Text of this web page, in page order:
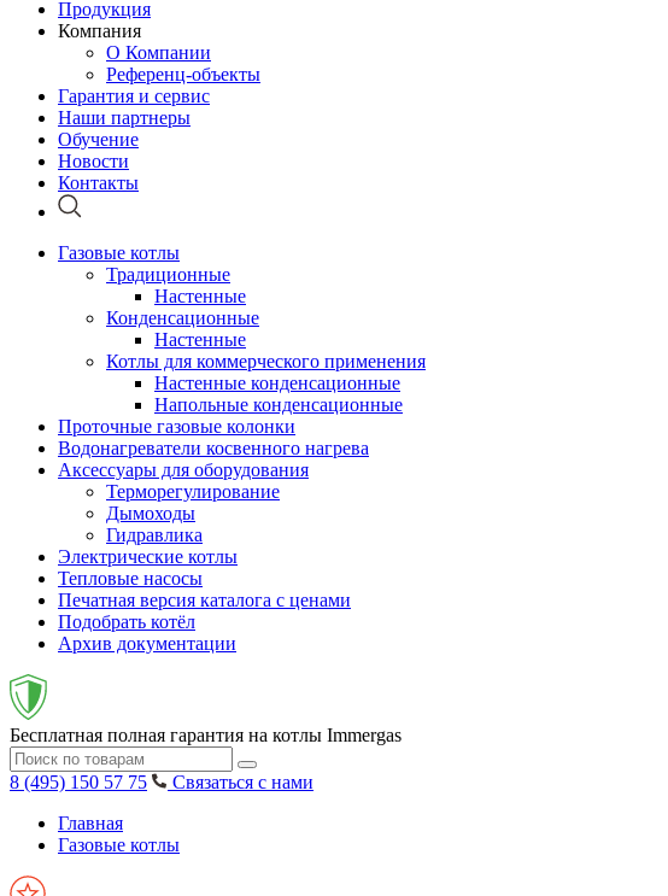
Продукция
Компания
О Компании
Референц-объекты
Гарантия и сервис
Наши партнеры
Обучение
Новости
Контакты
Газовые котлы
Традиционные
Настенные
Конденсационные
Настенные
Котлы для коммерческого применения
Настенные конденсационные
Напольные конденсационные
Проточные газовые колонки
Водонагреватели косвенного нагрева
Аксессуары для оборудования
Терморегулирование
Дымоходы
Гидравлика
Электрические котлы
Тепловые насосы
Печатная версия каталога с ценами
Подобрать котёл
Архив документации
Бесплатная полная гарантия на котлы Immergas
8 (495) 150 57 75
Связаться с нами
Главная
Газовые котлы